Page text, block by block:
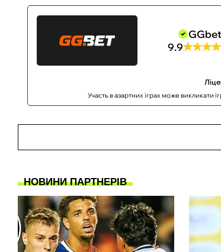
GGbet
9.9
Участь в азартних іграх може викликати